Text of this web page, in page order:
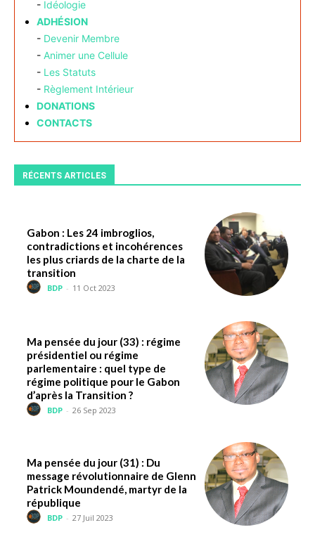
- Idéologie
ADHÉSION
- Devenir Membre
- Animer une Cellule
- Les Statuts
- Règlement Intérieur
DONATIONS
CONTACTS
RÉCENTS ARTICLES
Gabon : Les 24 imbroglios,
contradictions et incohérences
les plus criards de la charte de la
transition
BDP - 11 Oct 2023
Ma pensée du jour (33) : régime
présidentiel ou régime
parlementaire : quel type de
régime politique pour le Gabon
d’après la Transition ?
BDP - 26 Sep 2023
Ma pensée du jour (31) : Du
message révolutionnaire de Glenn
Patrick Moundendé, martyr de la
république
BDP - 27 Juil 2023